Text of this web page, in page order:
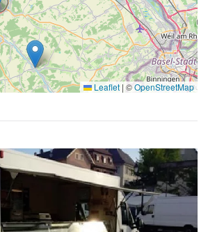
Leaflet | ©OpenStreetMap